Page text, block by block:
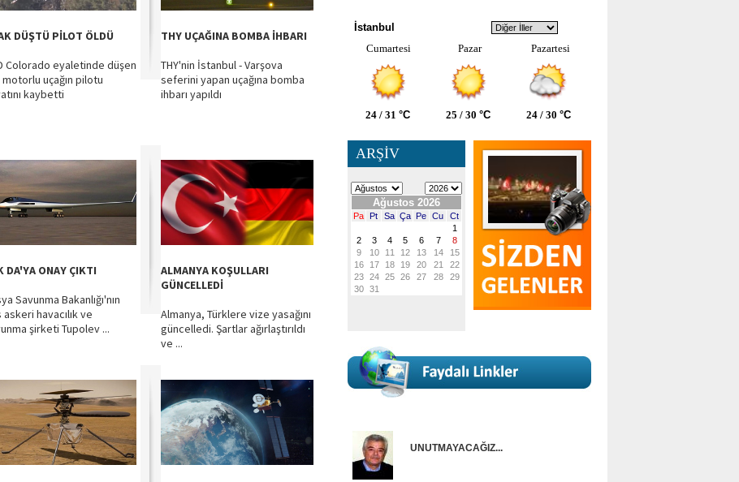
DÜŞTÜ PİLOT ÖLDÜ
Colorado eyaletinde düşen
uçağın pilotu
kaybetti
THY UÇAĞINA BOMBA İHBARI
THY'nin İstanbul - Varşova
seferini yapan uçağına bomba
ihbarı yapıldı
DA'YA ONAY ÇIKTI
Savunma Bakanlığı'nın
askeri havacılık ve
şirketi Tupolev ...
ALMANYA KOŞULLARI
GÜNCELLEDİ
Almanya, Türklere vize yasağını
güncelledi. Şartlar ağırlaştırıldı
ve ...
İstanbul
Cumartesi
Pazar Pazartesi
24 / 31 °C 25 / 30 °C 24 / 30 °C
ARŞİV
UNUTMAYACAĞIZ...